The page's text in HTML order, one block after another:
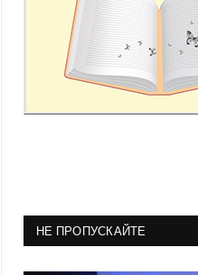
НЕ ПРОПУСКАЙТЕ